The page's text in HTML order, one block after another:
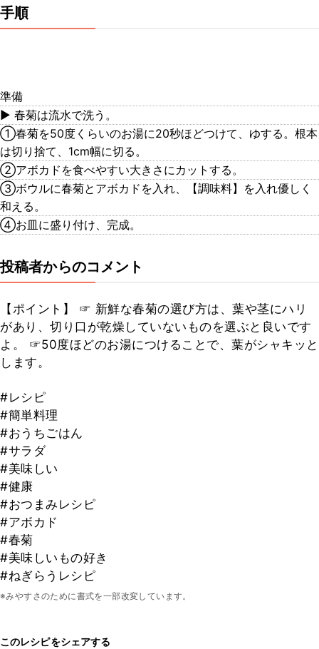
手順
準備
▶︎ 春菊は流水で洗う。
①春菊を50度くらいのお湯に20秒ほどつけて、ゆする。根本
は切り捨て、1cm幅に切る。
②アボカドを食べやすい大きさにカットする。
③ボウルに春菊とアボカドを入れ、【調味料】を入れ優しく
和える。
④お皿に盛り付け、完成。
投稿者からのコメント
【ポイント】 ☞ 新鮮な春菊の選び方は、葉や茎にハリ
があり、切り口が乾燥していないものを選ぶと良いです
よ。 ☞50度ほどのお湯につけることで、葉がシャキッと
します。
#レシピ
#簡単料理
#おうちごはん
#サラダ
#美味しい
#健康
#おつまみレシピ
#アボカド
#春菊
#美味しいもの好き
#ねぎらうレシピ
※みやすさのために書式を一部改変しています。
このレシピをシェアする